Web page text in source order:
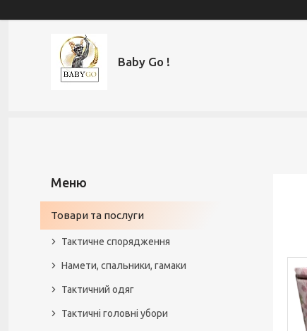
Baby Go !
Товари та послуги
Тактичне спорядження
Намети, спальники, гамаки
Тактичний одяг
Тактичні головні убори